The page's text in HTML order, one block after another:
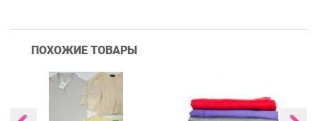
ПОХОЖИЕ ТОВАРЫ